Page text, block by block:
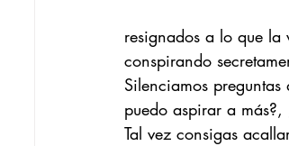
resignados a lo que
conspirando
Silenciamos
puedo aspirar a
Tal vez consigas